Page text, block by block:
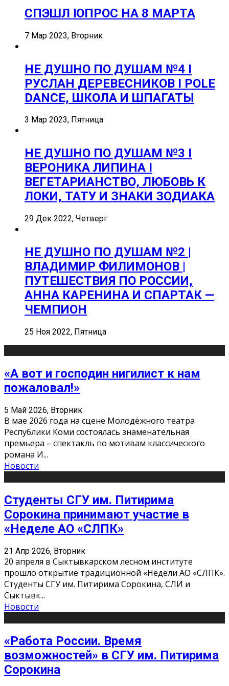
СПЭШЛ ӏ ОПРОС НА 8 МАРТА
7 Мар 2023, Вторник
НЕ ДУШНО ПО ДУШАМ №4 I
РУСЛАН ДЕРЕВЕСНИКОВ I POLE
DANCE, ШКОЛА И ШПАГАТЫ
3 Мар 2023, Пятница
НЕ ДУШНО ПО ДУШАМ №3 I
ВЕРОНИКА ЛИПИНА I
ВЕГЕТАРИАНСТВО, ЛЮБОВЬ К
ЛОКИ, ТАТУ И ЗНАКИ ЗОДИАКА
29 Дек 2022, Четверг
НЕ ДУШНО ПО ДУШАМ №2 |
ВЛАДИМИР ФИЛИМОНОВ |
ПУТЕШЕСТВИЯ ПО РОССИИ,
АННА КАРЕНИНА И СПАРТАК —
ЧЕМПИОН
25 Ноя 2022, Пятница
«А вот и господин нигилист к нам
пожаловал!»
5 Май 2026, Вторник
В мае 2026 года на сцене Молодёжного театра
Республики Коми состоялась знаменательная
премьера – спектакль по мотивам классического
романа И...
Новости
Студенты СГУ им. Питирима
Сорокина принимают участие в
«Неделе АО «СЛПК»
21 Апр 2026, Вторник
20 апреля в Сыктывкарском лесном институте
прошло открытие традиционной «Недели АО «СЛПК».
Студенты СГУ им. Питирима Сорокина, СЛИ и
Сыктывк...
Новости
«Работа России. Время
возможностей» в СГУ им. Питирима
Сорокина